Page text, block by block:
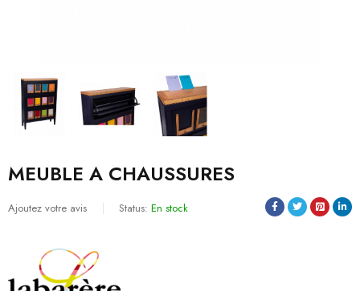
MEUBLE A CHAUSSURES
Ajoutez votre avis Status: En stock